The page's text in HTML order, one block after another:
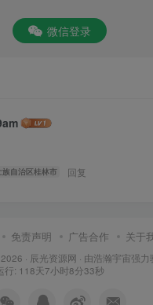
微信登录
族自治区桂林市 回复
免责声明 广告合作 关于
· 辰光资源网 · 由浩瀚宇宙强力
行: 118天7小时8分33秒